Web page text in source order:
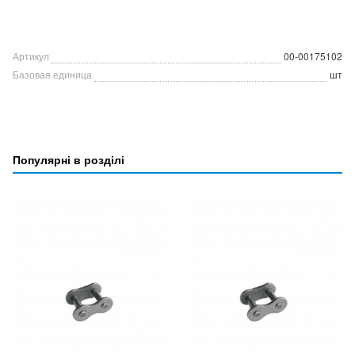
Артикул
00-00175102
Базовая единица
шт
Популярні в розділі